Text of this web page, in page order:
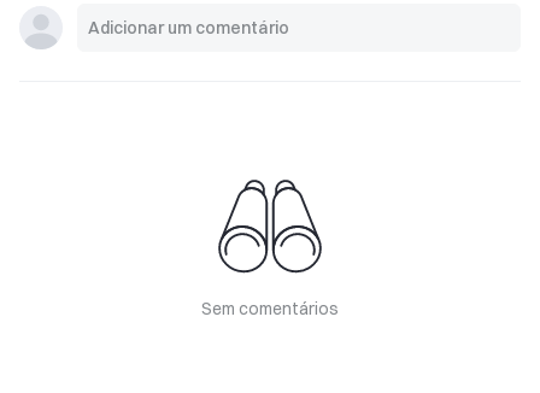
Sem comentários